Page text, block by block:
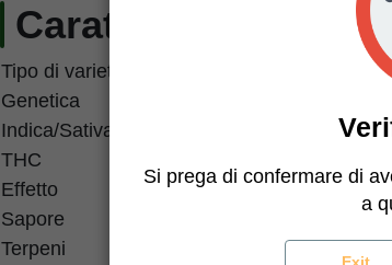
Caratteristiche di
Tipo di varietà
Autofiorente
Genetica
Indica/Sativa
Ibrido
THC
Effetto
Euforico,
Sapore
Impasto di
Terpeni
Banana,
Si prega di confermare di
a